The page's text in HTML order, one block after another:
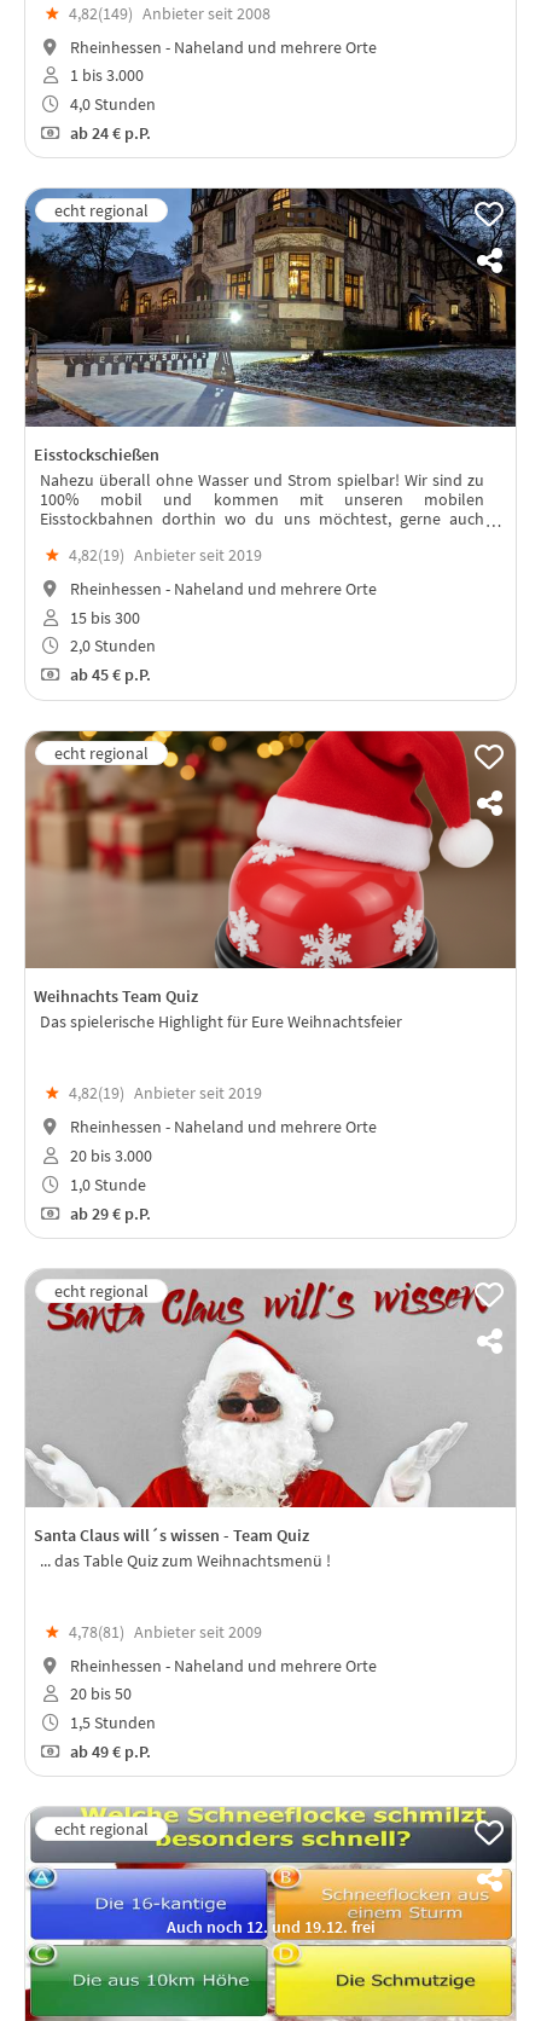
★ 4,82(149) Anbieter seit 2008
Rheinhessen - Naheland und mehrere Orte
1 bis 3.000
4,0 Stunden
ab24 € p.P.
Eisstockschießen
Nahezu überall ohne Wasser und Strom spielbar! Wir sind zu
100% mobil und kommen mit unseren mobilen
Eisstockbahnen dorthin wo du uns möchtest, gerne auch
★ 4,82(19) Anbieter seit 2019
Rheinhessen - Naheland und mehrere Orte
15 bis 300
2,0 Stunden
ab45 € p.P.
Weihnachts Team Quiz
Das spielerische Highlight für Eure Weihnachtsfeier
★ 4,82(19) Anbieter seit 2019
Rheinhessen - Naheland und mehrere Orte
20 bis 3.000
1,0 Stunde
ab29 € p.P.
Santa Claus will´s wissen - Team Quiz
... das Table Quiz zum Weihnachtsmenü !
★ 4,78(81) Anbieter seit 2009
Rheinhessen - Naheland und mehrere Orte
20 bis 50
1,5 Stunden
ab49 € p.P.
Auch noch 12. und 19.12. frei